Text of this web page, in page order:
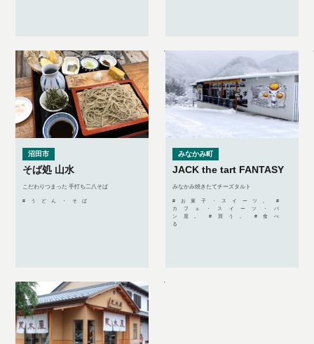
沼田市
そば処 山水
こだわりつまった 手打ち二八そば
#うどん・そば
みなかみ町
JACK the tart FANTASY
みなかみ焼きたてチーズタルト
#お菓子・スイーツ, #
カフェ・スイーツ・パ
ン屋, #買う, #食べ
る